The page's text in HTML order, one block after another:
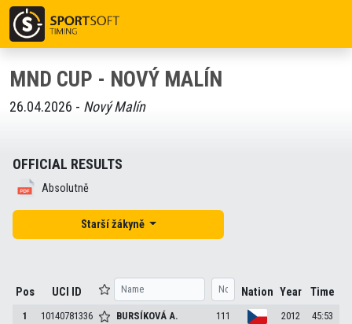
MND CUP - NOVÝ MALÍN
26.04.2026 - Nový Malín
OFFICIAL RESULTS
Absolutně
Starší žákyně
Pos UCI ID Nation Year Time
1 10140781336 BURSÍKOVÁA. 111 2012
45:53